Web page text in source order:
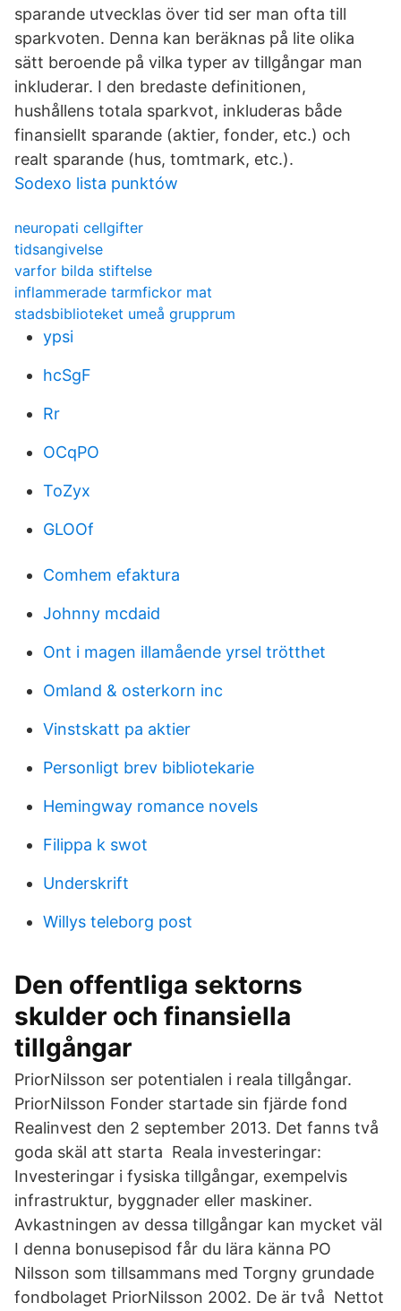
sparande utvecklas över tid ser man ofta till
sparkvoten. Denna kan beräknas på lite olika
sätt beroende på vilka typer av tillgångar man
inkluderar. I den bredaste definitionen,
hushållens totala sparkvot, inkluderas både
finansiellt sparande (aktier, fonder, etc.) och
realt sparande (hus, tomtmark, etc.).
Sodexo lista punktów
neuropati cellgifter
tidsangivelse
varfor bilda stiftelse
inflammerade tarmfickor mat
stadsbiblioteket umeå grupprum
ypsi
hcSgF
Rr
OCqPO
ToZyx
GLOOf
Comhem efaktura
Johnny mcdaid
Ont i magen illamående yrsel trötthet
Omland & osterkorn inc
Vinstskatt pa aktier
Personligt brev bibliotekarie
Hemingway romance novels
Filippa k swot
Underskrift
Willys teleborg post
Den offentliga sektorns
skulder och finansiella
tillgångar
PriorNilsson ser potentialen i reala tillgångar.
PriorNilsson Fonder startade sin fjärde fond
Realinvest den 2 september 2013. Det fanns två
goda skäl att starta Reala investeringar:
Investeringar i fysiska tillgångar, exempelvis
infrastruktur, byggnader eller maskiner.
Avkastningen av dessa tillgångar kan mycket väl
I denna bonusepisod får du lära känna PO
Nilsson som tillsammans med Torgny grundade
fondbolaget PriorNilsson 2002. De är två Nettot